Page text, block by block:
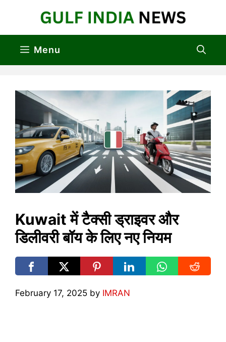
Menu
Kuwait में टैक्सी ड्राइवर और
डिलीवरी बॉय के लिए नए नियम
February 17, 2025 by IMRAN